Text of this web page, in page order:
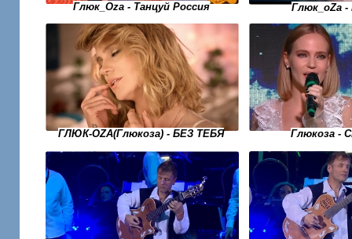
Глюк_Oza - Танцуй Россия Глюк_оZа
ГЛЮК-OZA(Глюкоза) - БЕЗ ТЕБЯ Глюкоза -